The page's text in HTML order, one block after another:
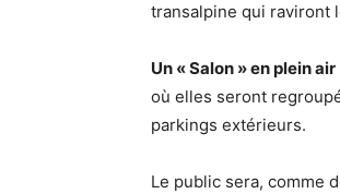
transalpine qui raviront
Un « Salon » en plein air
où elles seront
parkings extérieurs.
Le public sera, comme